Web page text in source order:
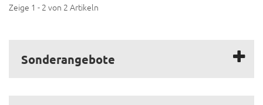
Zeige 1 - 2 von 2 Artikeln
Sonderangebote